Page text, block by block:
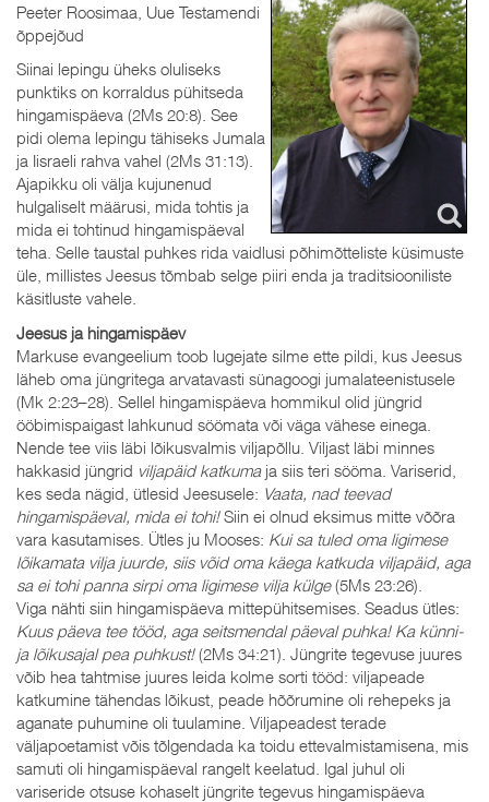
Peeter Roosimaa, Uue Testamendi
õppejõud
Siinai lepingu üheks oluliseks
punktiks on korraldus pühitseda
hingamispäeva (2Ms 20:8). See
pidi olema lepingu tähiseks Jumala
ja Iisraeli rahva vahel (2Ms 31:13).
Ajapikku oli välja kujunenud
hulgaliselt määrusi, mida tohtis ja
mida ei tohtinud hingamispäeval
teha. Selle taustal puhkes rida vaidlusi põhimõtteliste küsimuste
üle, millistes Jeesus tõmbab selge piiri enda ja traditsiooniliste
käsitluste vahele.
Jeesus ja hingamispäev
Markuse evangeelium toob lugejate silme ette pildi, kus Jeesus
läheb oma jüngritega arvatavasti sünagoogi jumalateenistusele
(Mk 2:23–28). Sellel hingamispäeva hommikul olid jüngrid
ööbimispaigast lahkunud söömata või väga vähese einega.
Nende tee viis läbi lõikusvalmis viljapõllu. Viljast läbi minnes
hakkasid jüngrid viljapäid katkumaja siis teri sööma. Variserid,
kes seda nägid, ütlesid Jeesusele: Vaata, nad teevad
hingamispäeval, mida ei tohi!Siin ei olnud eksimus mitte võõra
vara kasutamises. Ütles ju Mooses: Kui sa tuled oma ligimese
lõikamata vilja juurde, siis võid oma käega katkuda viljapäid, aga
sa ei tohi panna sirpi oma ligimese vilja külge(5Ms 23:26).
Viga nähti siin hingamispäeva mittepühitsemises. Seadus ütles:
Kuus päeva tee tööd, aga seitsmendal päeval puhka! Ka künni-
ja lõikusajal pea puhkust!(2Ms 34:21). Jüngrite tegevuse juures
võib hea tahtmise juures leida kolme sorti tööd: viljapeade
katkumine tähendas lõikust, peade hõõrumine oli rehepeks ja
aganate puhumine oli tuulamine. Viljapeadest terade
väljapoetamist võis tõlgendada ka toidu ettevalmistamisena, mis
samuti oli hingamispäeval rangelt keelatud. Igal juhul oli
variseride otsuse kohaselt jüngrite tegevus hingamispäeva